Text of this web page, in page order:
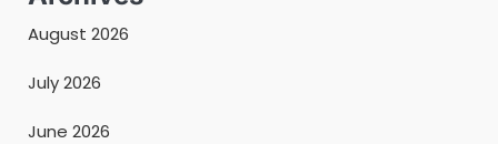
August 2026
July 2026
June 2026